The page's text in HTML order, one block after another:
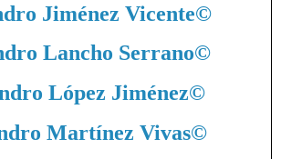
Jiménez Vicente©
Lancho Serrano©
López Jiménez©
Martínez Vivas©